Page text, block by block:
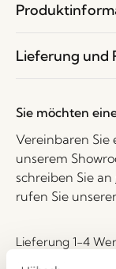
Lieferung und
Sie möchten
Vereinbaren Sie
unserem
schreiben Sie an
rufen Sie
Lieferung 1-4
30 Tage